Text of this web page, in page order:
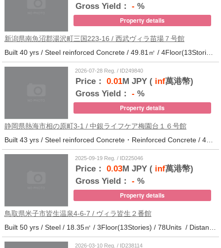
Gross Yield： - %
Property details
新潟県南魚沼郡湯沢町三国223-16 / 西武ヴィラ苗場７号館
Built 40 yrs / Steel reinforced Concrete / 49.81㎡ / 4Floor(13Stories) / 370Units / Distance from the station.
2026-07-28 Reg. / ID249840
Price： 0.01M JPY (inf萬港幣)
Gross Yield： - %
Property details
静岡県熱海市相の原町3-1 / 中銀ライフケア梅園台１６号館
Built 43 yrs / Steel reinforced Concrete・Reinforced Concrete / 44.37㎡ / 14Floor(14Stories) / 294Units / Distance from the station.25
2025-09-19 Reg. / ID225046
Price： 0.03M JPY (inf萬港幣)
Gross Yield： - %
Property details
鳥取県米子市皆生温泉4-6-7 / ヴィラ皆生２番館
Built 50 yrs / Steel / 18.35㎡ / 3Floor(13Stories) / 78Units / Distance from the station.
2026-03-10 Reg. / ID238114